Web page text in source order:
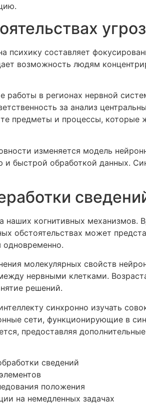
психику составляет
возможность людям
работы в регионах нервной
за анализ
предметы и процессы,
изменяется модель
быстрой обработкой данных.
когнитивных механизмов.
обстоятельствах может
одновременно.
молекулярных свойств
нервными клетками.
решений.
синхронно изучать
сети, функционирующие в
предоставляя
сведений
положения
на немедленных задачах